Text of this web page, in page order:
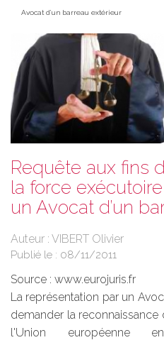
Avocat d’un barreau extérieur
Requête aux fins
la force
un Avocat d’un
Auteur : VIBERT Olivier
Publié le : 08/11/2011
Source : www.eurojuris.fr
La représentation par un
demander la
l'Union européenne